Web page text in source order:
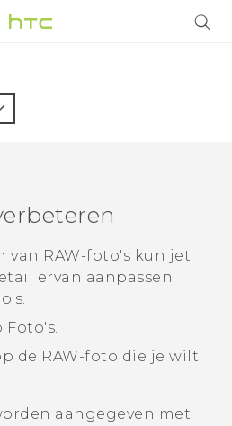
van RAW-foto's kun jet
ervan aanpassen
.
Foto's.
de RAW-foto die je wilt
aangegeven met